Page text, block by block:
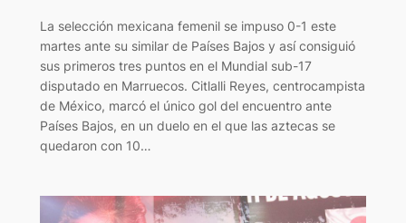
La selección mexicana femenil se impuso 0-1 este
martes ante su similar de Países Bajos y así consiguió
sus primeros tres puntos en el Mundial sub-17
disputado en Marruecos. Citlalli Reyes, centrocampista
de México, marcó el único gol del encuentro ante
Países Bajos, en un duelo en el que las aztecas se
quedaron con 10…